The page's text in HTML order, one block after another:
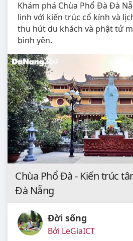
Khám phá Chùa Phổ Đà Đà
linh với kiến trúc cổ kính và
thu hút du khách và phật tử
bình yên.
Chùa Phổ Đà - Kiến trúc
Đà Nẵng
Đời sống
Bởi LeGiaICT